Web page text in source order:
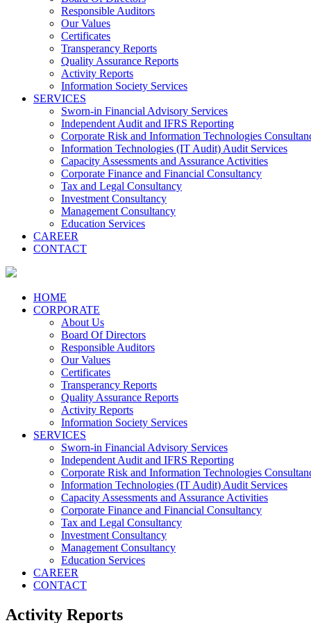
Responsible Auditors
Our Values
Certificates
Transperancy Reports
Quality Assurance Reports
Activity Reports
Information Society Services
SERVICES
Sworn-in Financial Advisory Services
Independent Audit and IFRS Reporting
Corporate Risk and Information Technologies
Information Technologies (IT Audit) Audit Services
Capacity Assessments and Assurance Activities
Corporate Finance and Financial Consultancy
Tax and Legal Consultancy
Investment Consultancy
Management Consultancy
Education Services
CAREER
CONTACT
HOME
CORPORATE
About Us
Board Of Directors
Responsible Auditors
Our Values
Certificates
Transperancy Reports
Quality Assurance Reports
Activity Reports
Information Society Services
SERVICES
Sworn-in Financial Advisory Services
Independent Audit and IFRS Reporting
Corporate Risk and Information Technologies
Information Technologies (IT Audit) Audit Services
Capacity Assessments and Assurance Activities
Corporate Finance and Financial Consultancy
Tax and Legal Consultancy
Investment Consultancy
Management Consultancy
Education Services
CAREER
CONTACT
Activity Reports